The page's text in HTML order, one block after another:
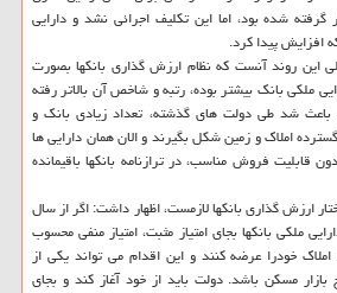
درنظر گرفته شده بود، اما این تکلیف اجرائی نشد و دارایی
افزایش پیدا کرد.
این روند آنست که نظام ارزش گذاری بانکها بصورت
ملکی بانک بیشتر بوده، رتبه و شاخص آن بالاتر رفته
شد طی دولت های گذشته، تعداد زیادی بانک و
املاک و زمین شکل بگیرند و الان همان دارایی ها
قابلیت فروش مناسب، در ترازنامه بانکها باقیمانده
ارزش گذاری بانکها لازمست، اظهار داشت: اگر از سال
ملکی بانکها بجای امتیاز مثبت، امتیاز منفی محسوب
املاک خودرا عرضه کنند و این اقدام می تواند یکی از
بازار مسکن باشد. دولت باید از خود آغاز کند و بجای